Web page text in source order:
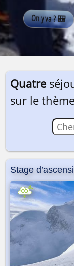
Quatre
sur le thème
Stage